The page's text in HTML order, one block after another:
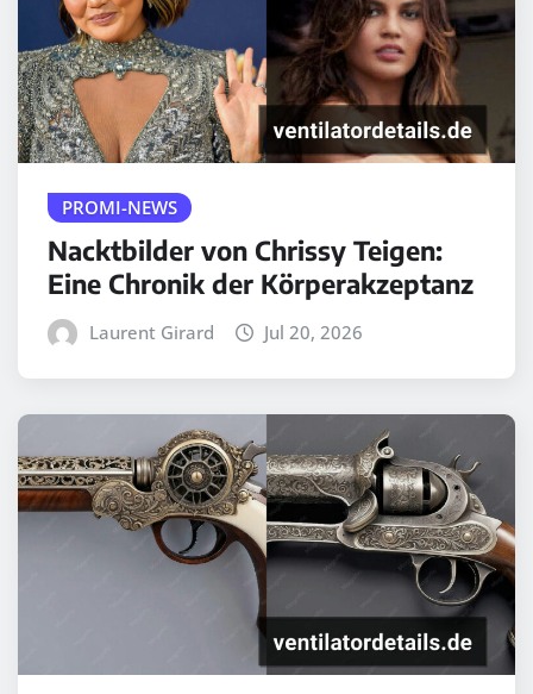
PROMI-NEWS
Nacktbilder von Chrissy Teigen:
Eine Chronik der Körperakzeptanz
Laurent Girard Jul 20, 2026